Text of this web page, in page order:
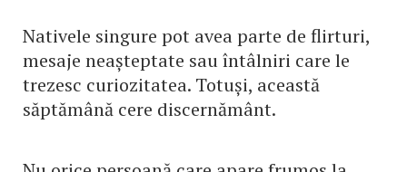
Nativele singure pot avea parte de flirturi,
mesaje neașteptate sau întâlniri care le
trezesc curiozitatea. Totuși, această
săptămână cere discernământ.